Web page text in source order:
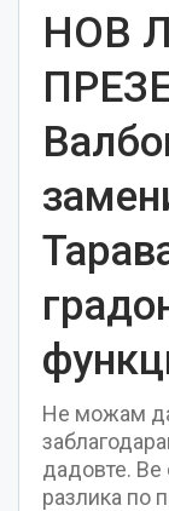
НОВ
Не можам
дадовте. Ве
разлика по